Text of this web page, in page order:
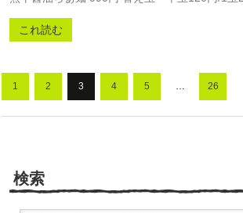
これ読む
1 2 3 4 5 … 26
検索